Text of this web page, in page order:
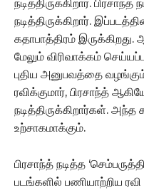
நடித்திருக்கிறார்.
நடித்திருக்கிறார்.
கதாபாத்திரம்
மேலும் விரிவாக்கம்
புதிய அனுபவத்தை
ரவிக்குமார், பிரசாந்த்
நடித்திருக்கிறார்கள்.
உற்சாகமாக்கும்.
பிரசாந்த் நடித்த
படங்களில் பணியாற்றிய